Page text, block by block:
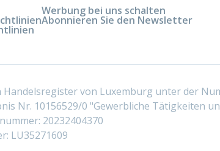
Werbung bei uns schalten
Abonnieren Sie den Newsletter
Handelsregister von Luxemburg unter der
Nr. 10156529/0 "Gewerbliche Tätigkeiten
20232404370
LU35271609